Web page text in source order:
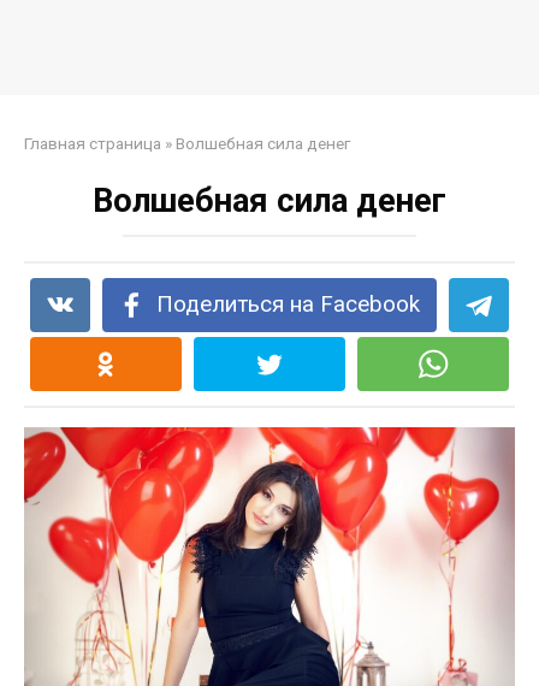
Главная страница » Волшебная сила денег
Волшебная сила денег
Поделиться на Facebook